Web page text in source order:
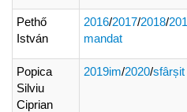
Pethő
István
2016/2017/2018/
mandat
Popica
Silviu
Ciprian
2019im/2020/sfârșit